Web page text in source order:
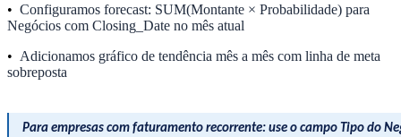
• Configuramos forecast: SUM(Montante × Probabilidade) para
Negócios com Closing_Date no mês atual
• Adicionamos gráfico de tendência mês a mês com linha de meta
sobreposta
Para empresas com faturamento recorrente: use o campo Tipo do